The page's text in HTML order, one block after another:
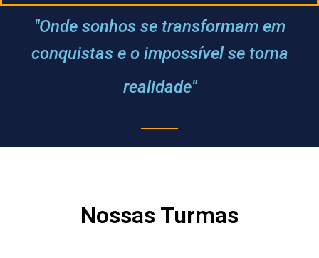
"Onde sonhos se transformam em
conquistas e o impossível se torna
realidade"
Nossas Turmas